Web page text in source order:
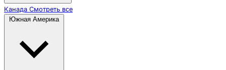
Канада Смотреть все
Южная Америка